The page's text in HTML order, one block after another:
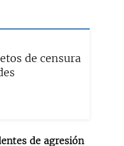
de censura
de agresión